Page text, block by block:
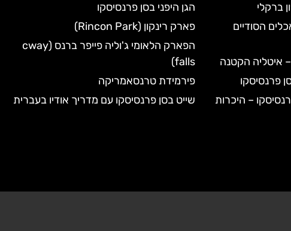
הסודיים
– איטליה הקטנה
פרנסיסקו
– היכרות
הגן היפני בסן פרנסיסקו
פארק רינקון (Rincon Park)
הפארק הלאומי ג'וליה פייפר ברנס (cway
falls)
פירמידת טרנסאמריקה
שייט בסן פרנסיסקו עם מדריך אודיו בעברית